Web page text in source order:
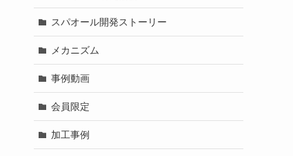
スパオール開発ストーリー
メカニズム
事例動画
会員限定
加工事例